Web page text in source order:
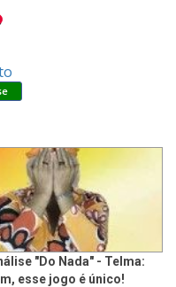
"Do Nada" - Telma:
esse jogo é único!